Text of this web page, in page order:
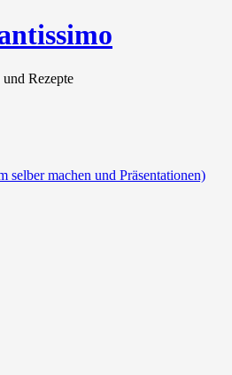
Rezepte
machen und Präsentationen)